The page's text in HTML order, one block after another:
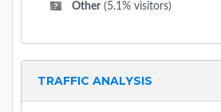
Other (5.1% visitors)
TRAFFIC ANALYSIS